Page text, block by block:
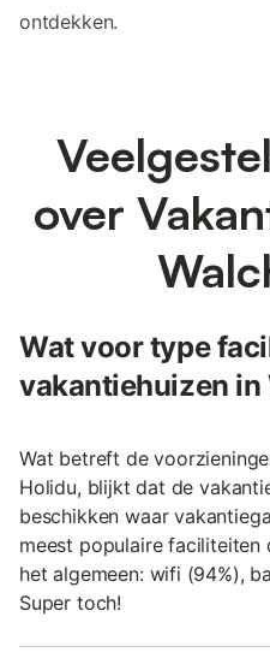
ontdekken.
over
Wat voor type
vakantiehuizen in
Wat betreft de
Holidu, blijkt dat de
beschikken waar
meest populaire
het algemeen: wifi (94%),
Super toch!